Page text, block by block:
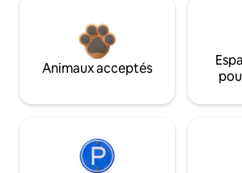
Animaux acceptés